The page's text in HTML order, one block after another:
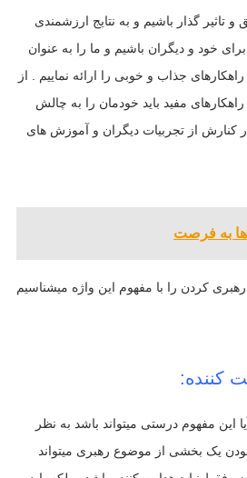
تاثیر گذار باشیم و به نتایج ارزشمندی
خود و دیگران باشیم و ما را به عنوان
جذاب و خوبی را ارائه نماییم . از
مفید باید خودمان را به چالش
کنارش از تجربیات دیگران و آموزش های
ها به فرصت
کردن را با مفهوم این واژه میشناسیم
کننده:
این مفهوم درستی میتواند باشد به نظر
یک بخشی از موضوع رهبری میتواند